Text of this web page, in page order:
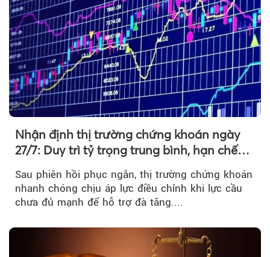
Nhận định thị trường chứng khoán ngày
27/7: Duy trì tỷ trọng trung bình, hạn chế
Sau phiên hồi phục ngắn, thị trường chứng khoán
nhanh chóng chịu áp lực điều chỉnh khi lực cầu
chưa đủ mạnh để hỗ trợ đà tăng....